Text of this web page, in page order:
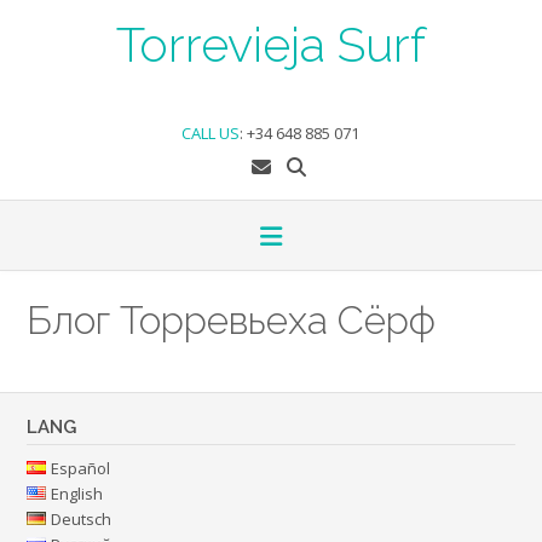
Torrevieja Surf
CALL US: +34 648 885 071
Блог Торревьеха Сёрф
LANG
Español
English
Deutsch